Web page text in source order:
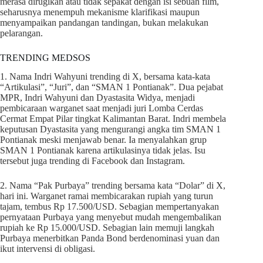
seharusnya menempuh mekanisme klarifikasi maupun
menyampaikan pandangan tandingan, bukan melakukan
pelarangan.
TRENDING MEDSOS
1. Nama Indri Wahyuni trending di X, bersama kata-kata
“Artikulasi”, “Juri”, dan “SMAN 1 Pontianak”. Dua pejabat
MPR, Indri Wahyuni dan Dyastasita Widya, menjadi
pembicaraan warganet saat menjadi juri Lomba Cerdas
Cermat Empat Pilar tingkat Kalimantan Barat. Indri membela
keputusan Dyastasita yang mengurangi angka tim SMAN 1
Pontianak meski menjawab benar. Ia menyalahkan grup
SMAN 1 Pontianak karena artikulasinya tidak jelas. Isu
tersebut juga trending di Facebook dan Instagram.
2. Nama “Pak Purbaya” trending bersama kata “Dolar” di X,
hari ini. Warganet ramai membicarakan rupiah yang turun
tajam, tembus Rp 17.500/USD. Sebagian mempertanyakan
pernyataan Purbaya yang menyebut mudah mengembalikan
rupiah ke Rp 15.000/USD. Sebagian lain memuji langkah
Purbaya menerbitkan Panda Bond berdenominasi yuan dan
ikut intervensi di obligasi.